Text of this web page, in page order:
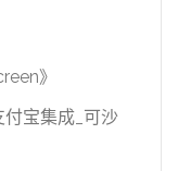
》
宝集成_可沙